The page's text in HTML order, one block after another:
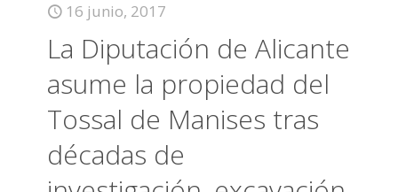
16 junio, 2017
La Diputación de Alicante
asume la propiedad del
Tossal de Manises tras
décadas de